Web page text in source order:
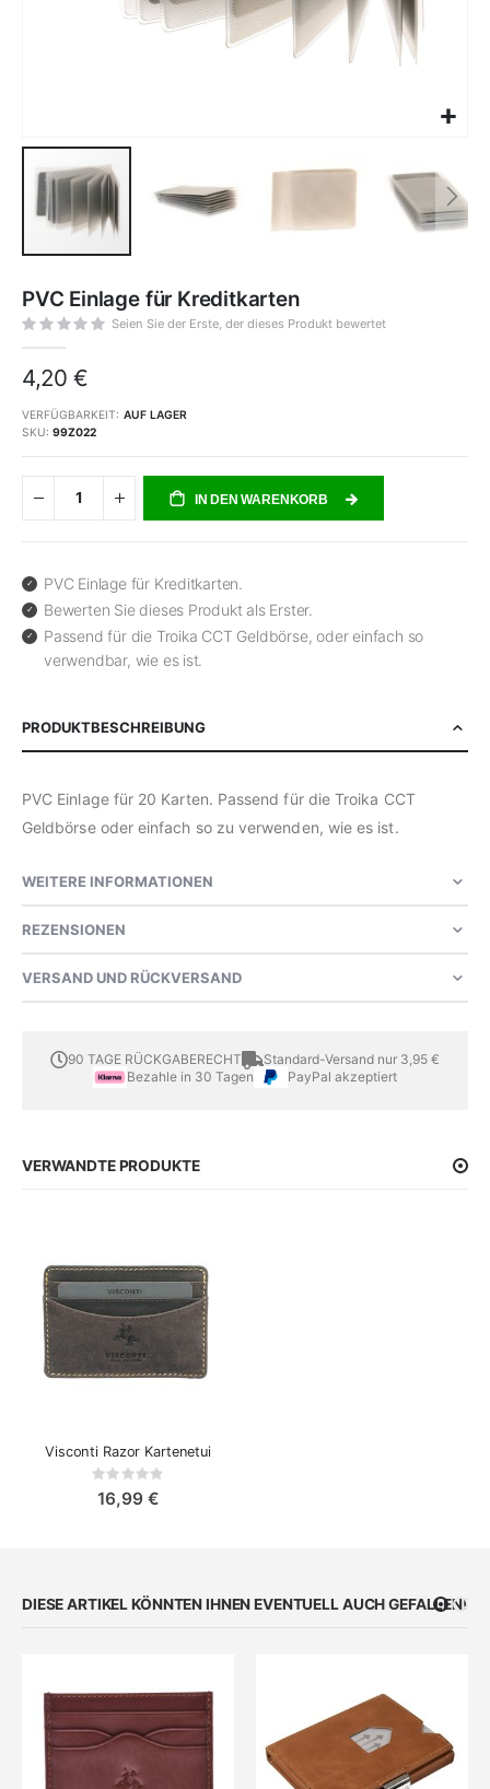
der
Bildgalerie
springen
PVC Einlage für Kreditkarten
Seien Sie der Erste, der dieses Produkt bewertet
4,20 €
VERFÜGBARKEIT: AUF LAGER
SKU 99Z022
IN DEN WARENKORB
PVC Einlage für Kreditkarten.
Bewerten Sie dieses Produkt als Erster.
Passend für die Troika CCT Geldbörse, oder einfach so
verwendbar, wie es ist.
PRODUKTBESCHREIBUNG
PVC Einlage für 20 Karten. Passend für die Troika CCT
Geldbörse oder einfach so zu verwenden, wie es ist.
WEITERE INFORMATIONEN
REZENSIONEN
VERSAND UND RÜCKVERSAND
90 TAGE RÜCKGABERECHT
Standard-Versand nur 3,95 €
Bezahle in 30 Tagen
PayPal akzeptiert
VERWANDTE PRODUKTE
Visconti Razor Kartenetui
Rating:
16,99 €
DIESE ARTIKEL KÖNNTEN IHNEN EVENTUELL AUCH GEFALLEN!